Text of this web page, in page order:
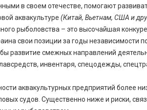
в своем отечестве, помогают
аквакультуре (Китай, Вьетнам, США и
рыболовства – это высочайшая
свои позиции за годы независимости
развитие смежных направлений
инвентаря, спецодежды,
аквакультурных предприятий более
судов. Существенно ниже и риски,